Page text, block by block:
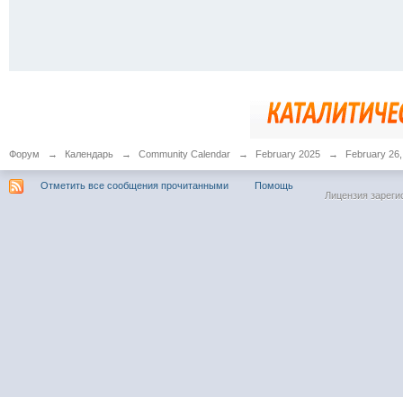
Форум → Календарь → Community Calendar → February 2025 → February
Отметить все сообщения прочитанными
Помощь
Лицензия